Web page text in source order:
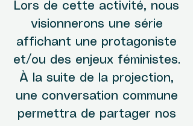
Lors de cette activité, nous
visionnerons une série
affichant une protagoniste
et/ou des enjeux féministes.
À la suite de la projection,
une conversation commune
permettra de partager nos